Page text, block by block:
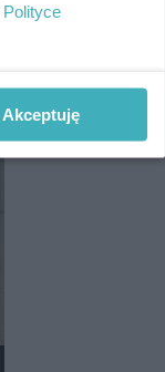
Polityce
Akceptuję